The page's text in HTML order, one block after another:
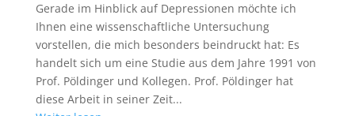
Gerade im Hinblick auf Depressionen möchte ich
Ihnen eine wissenschaftliche Untersuchung
vorstellen, die mich besonders beindruckt hat: Es
handelt sich um eine Studie aus dem Jahre 1991 von
Prof. Pöldinger und Kollegen. Prof. Pöldinger hat
diese Arbeit in seiner Zeit...